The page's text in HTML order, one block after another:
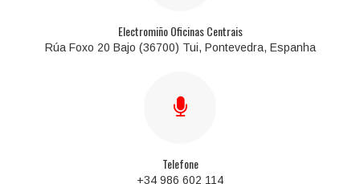
Electromiño Oficinas Centrais
Rúa Foxo 20 Bajo (36700) Tui, Pontevedra, Espanha
Telefone
+34 986 602 114